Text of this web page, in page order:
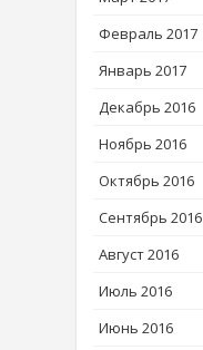
Февраль 2017
Январь 2017
Декабрь 2016
Ноябрь 2016
Октябрь 2016
Сентябрь 2016
Август 2016
Июль 2016
Июнь 2016